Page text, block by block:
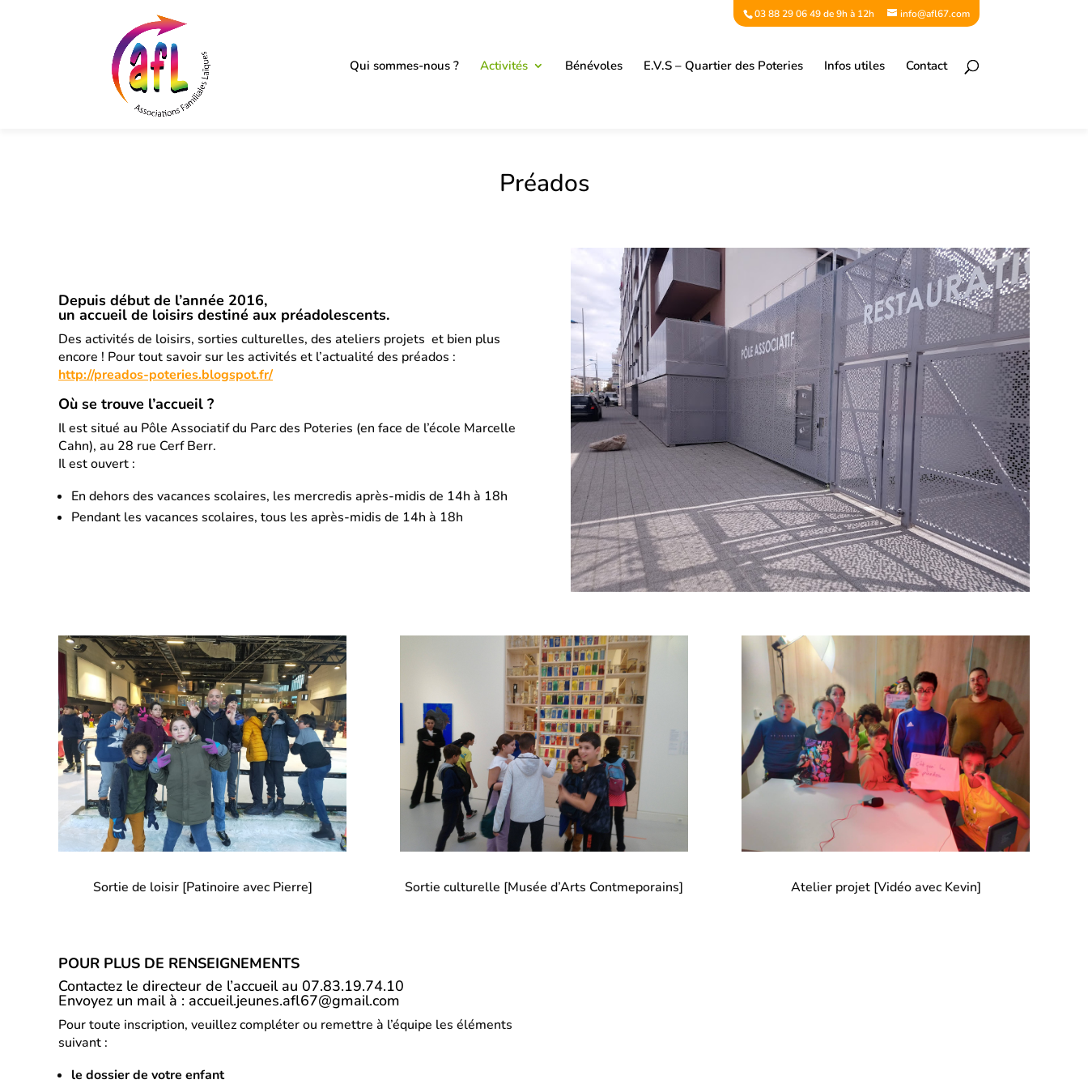
03 88 29 06 49 de 9h à 12h info@afl67.com
Qui sommes-nous ? Activités Bénévoles E.V.S – Quartier des Poteries Infos utiles Contact
Préados
Depuis début de l’année 2016,
un accueil de loisirs destiné aux préadolescents.
Des activités de loisirs, sorties culturelles, des ateliers projets et bien plus
encore ! Pour tout savoir sur les activités et l’actualité des préados :
http://preados-poteries.blogspot.fr/
Où se trouve l’accueil ?
Il est situé au Pôle Associatif du Parc des Poteries (en face de l’école Marcelle
Cahn), au 28 rue Cerf Berr.
Il est ouvert :
En dehors des vacances scolaires, les mercredis après-midis de 14h à 18h
Pendant les vacances scolaires, tous les après-midis de 14h à 18h
Sortie de loisir [Patinoire avec Pierre] Sortie culturelle [Musée d’Arts Contmeporains] Atelier projet [Vidéo avec Kevin]
POUR PLUS DE RENSEIGNEMENTS
Contactez le directeur de l’accueil au 07.83.19.74.10
Envoyez un mail à : accueil.jeunes.afl67@gmail.com
Pour toute inscription, veuillez compléter ou remettre à l’équipe les éléments
suivant :
le dossier de votre enfant